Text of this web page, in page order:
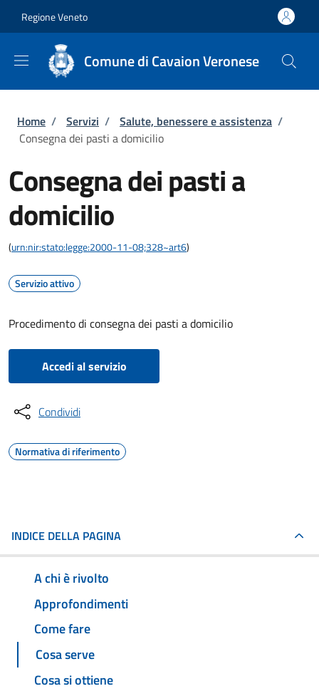
Regione Veneto
Comune di Cavaion Veronese
Briciole di pane
Home / Servizi / Salute, benessere e assistenza /
Consegna dei pasti a domicilio
Consegna dei pasti a
domicilio
(urn:nir:stato:legge:2000-11-08;328~art6)
Servizio attivo
Procedimento di consegna dei pasti a domicilio
Accedi al servizio
Condividi
Normativa di riferimento
INDICE DELLA PAGINA
A chi è rivolto
Approfondimenti
Come fare
Cosa serve
Cosa si ottiene